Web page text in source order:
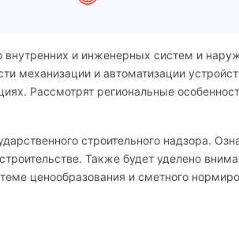
внутренних и инженерных систем и
механизации и автоматизации
Рассмотрят региональные
строительного надзора.
Также будет уделено
ценообразования и сметного